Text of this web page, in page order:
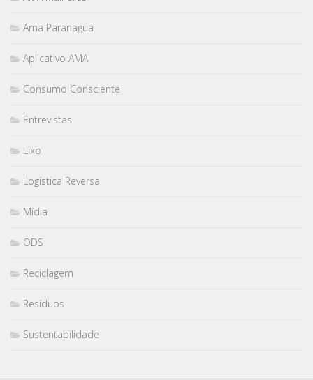
Ama Paranaguá
Aplicativo AMA
Consumo Consciente
Entrevistas
Lixo
Logística Reversa
Mídia
ODS
Reciclagem
Resíduos
Sustentabilidade